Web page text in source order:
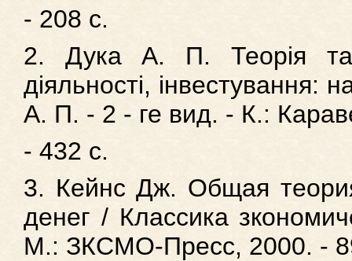
- 208 с.
2. Дука А. П. Теорія та
діяльності, інвестування:
А. П. - 2 - ге вид. - К.:
- 432 с.
3. Кейнс Дж. Общая
денег / Классика
М.: ЗКСМО-Пресс, 2000. -